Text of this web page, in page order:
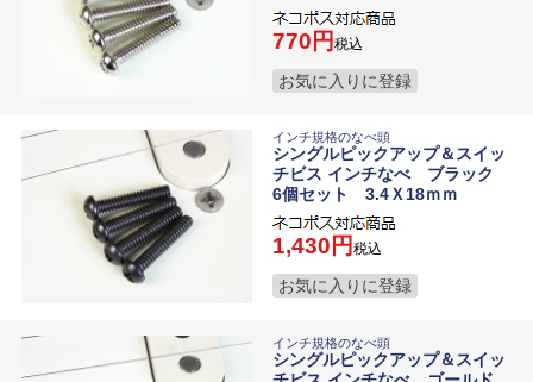
770 税込
お気に入りに登録
インチ規格のなべ頭
シングルピックアップ＆スイッ
チビス インチなべ ブラック
6個セット 3.4Ｘ18ｍｍ
1,430 税込
お気に入りに登録
インチ規格のなべ頭
シングルピックアップ＆スイッ